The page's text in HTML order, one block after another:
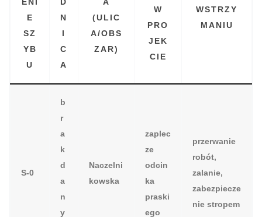
E
SZ
YB
U
N
I
C
A
(ULIC
A/OBS
ZAR)
W
PRO
JEK
CIE
WSTRZY
MANIU
S‑0
b
r
a
k
d
a
n
y
Naczelni
kowska
zaplec
ze
odcin
ka
praski
ego
przerwanie
robót,
zalanie,
zabezpiecze
nie stropem